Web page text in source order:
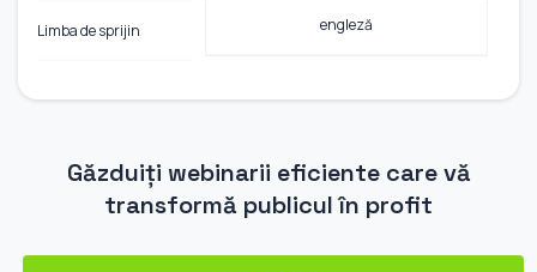
Limba de sprijin engleză
Găzduiți webinarii eficiente care vă
transformă publicul în profit